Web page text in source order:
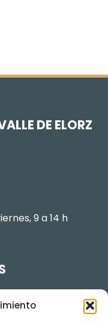
DE ELORZ
9 a 14 h
605 834 045
948 368 156